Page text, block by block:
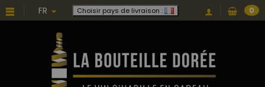
FR Choisir pays de livraison : 0
Choisissez une valeur...